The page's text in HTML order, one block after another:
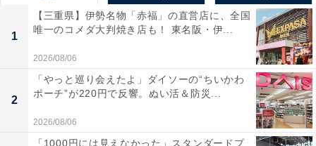
1
【三重県】伊勢名物「赤福」の直営店に、全国
唯一のコメダ大判焼き店も！ 東名阪・伊...
2026/08/06
2
「やっと巡り会えたよ」ダイソーの“ちいかわ
ポーチ”が220円で反響。ぬい活＆防災...
2026/08/06
「1000円には見えなかった」スタンダードプ